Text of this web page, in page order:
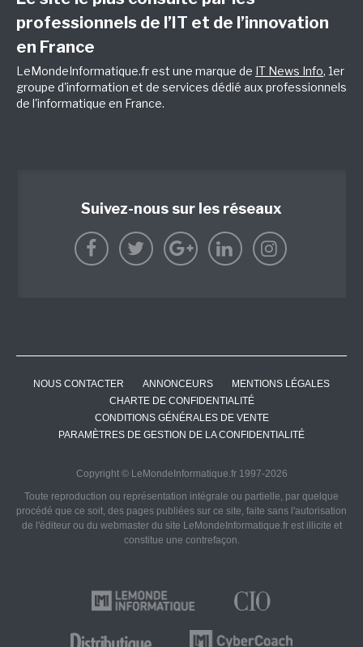
professionnels de l’IT et de l’innovation
en France
LeMondeInformatique.fr est une marque de IT News Info, 1er
groupe d'information et de services dédié aux professionnels
de l'informatique en France.
Suivez-nous sur les réseaux
NOUS CONTACTER ANNONCEURS
MENTIONS LÉGALES
CHARTE DE CONFIDENTIALITÉ
CONDITIONS GÉNÉRALES DE VENTE
PARAMÈTRES DE GESTION DE LA CONFIDENTIALITÉ
Copyright © LeMondeInformatique.fr 1997-2026
Toute reproduction ou représentation intégrale ou partielle, par quelque
procédé que ce soit, des pages publiées sur ce site, faite sans l'autorisation
de l'éditeur ou du webmaster du site LeMondeInformatique.fr est illicite et
constitue une contrefaçon.